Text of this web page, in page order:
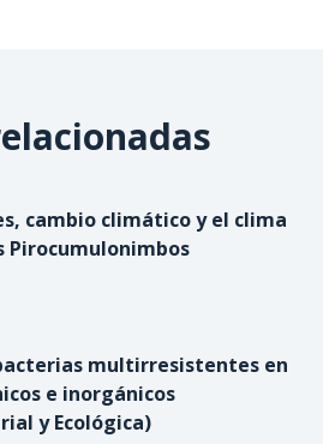
cambio climático y el clima
Pirocumulonimbos
multirresistentes en
e inorgánicos
y Ecológica)